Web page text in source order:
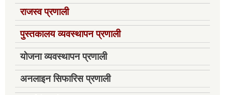
राजस्व प्रणाली
पुस्तकालय व्यवस्थापन प्रणाली
योजना व्यवस्थापन प्रणाली
अनलाइन सिफारिस प्रणाली